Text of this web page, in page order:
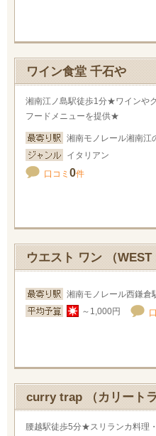
ワイン食堂 千石や
湘南江ノ島駅徒歩1分★ワインや
フードメニューを提供★
湘南モノレール湘南江
イタリアン
口コミ 0件
ウエスト ワン （WEST
湘南モノレール西鎌倉
～1,000円
curry trap （カリートラ
腰越駅徒歩5分★スリランカ料理